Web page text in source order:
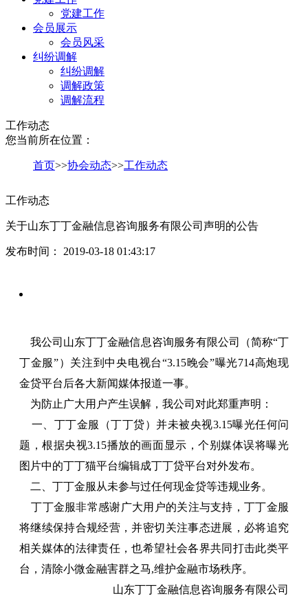
党建工作
会员展示
会员风采
纠纷调解
纠纷调解
调解政策
调解流程
工作动态
您当前所在位置：
首页>>协会动态>>工作动态
工作动态
关于山东丁丁金融信息咨询服务有限公司声明的公告
发布时间： 2019-03-18 01:43:17
我公司山东丁丁金融信息咨询服务有限公司（简称“丁
丁金服”）关注到中央电视台“3.15晚会”曝光714高炮现
金贷平台后各大新闻媒体报道一事。
为防止广大用户产生误解，我公司对此郑重声明：
一、丁丁金服（丁丁贷）并未被央视3.15曝光任何问
题，根据央视3.15播放的画面显示，个别媒体误将曝光
图片中的丁丁猫平台编辑成丁丁贷平台对外发布。
二、丁丁金服从未参与过任何现金贷等违规业务。
丁丁金服非常感谢广大用户的关注与支持，丁丁金服
将继续保持合规经营，并密切关注事态进展，必将追究
相关媒体的法律责任，也希望社会各界共同打击此类平
台，清除小微金融害群之马,维护金融市场秩序。
山东丁丁金融信息咨询服务有限公司